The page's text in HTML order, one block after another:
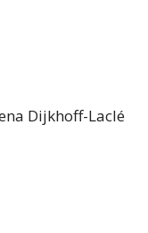
Dijkhoff-Laclé